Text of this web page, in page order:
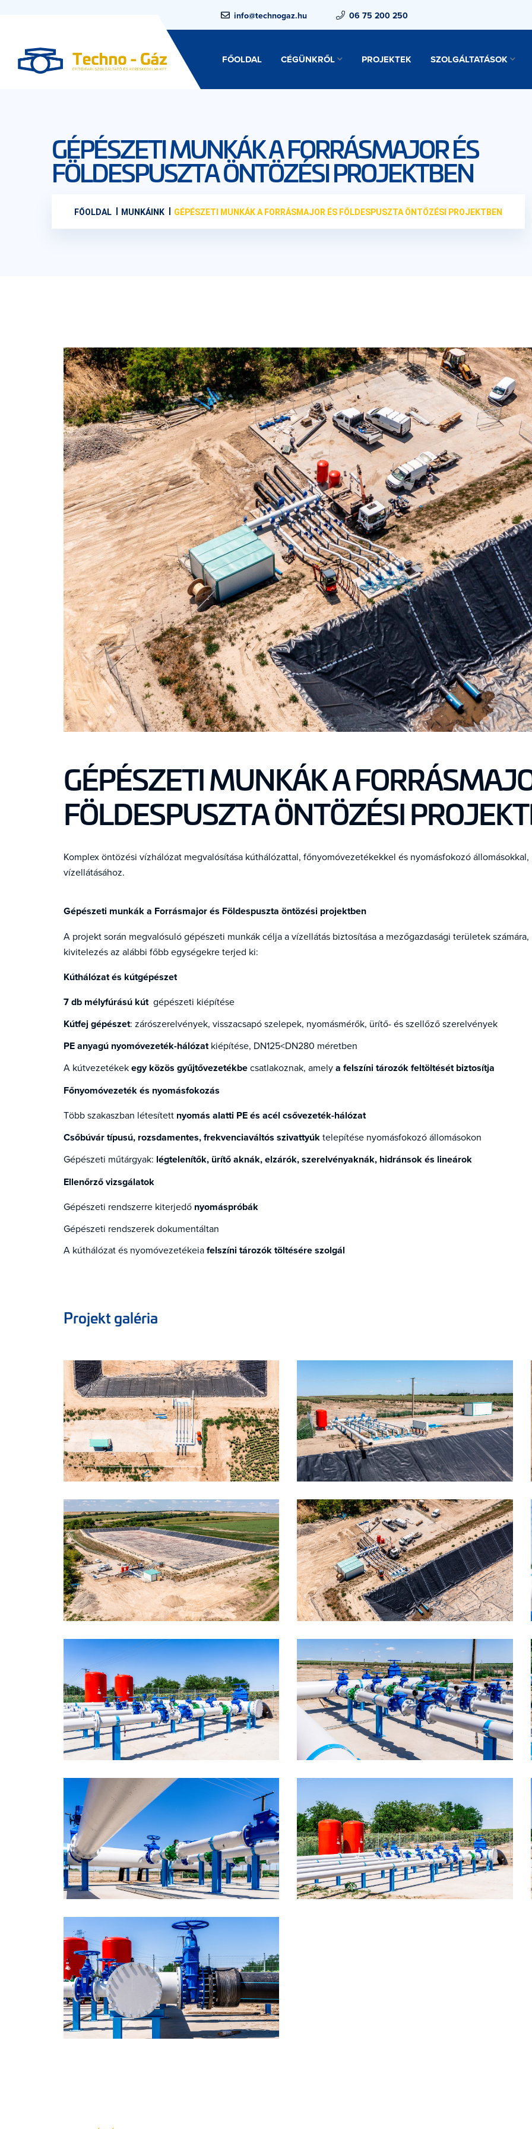
info@technogaz.hu 06 75 200 250
FŐOLDAL CÉGÜNKRŐL PROJEKTEK SZOLGÁLTATÁSOK
GÉPÉSZETI MUNKÁK A FORRÁSMAJOR ÉS
FÖLDESPUSZTA ÖNTÖZÉSI PROJEKTBEN
FŐOLDAL MUNKÁINK GÉPÉSZETI MUNKÁK A FORRÁSMAJOR ÉS FÖLDESPUSZTA ÖNTÖZÉSI PROJEKTBEN
GÉPÉSZETI MUNKÁK A
FÖLDESPUSZTA ÖNTÖZÉSI
Komplex öntözési vízhálózat megvalósítása kúthálózattal, főnyomóvezetékekkel és nyomásfokozó
vízellátásához.
Gépészeti munkák a Forrásmajor és Földespuszta öntözési projektben
A projekt során megvalósuló gépészeti munkák célja a vízellátás biztosítása a mezőgazdasági területek
kivitelezés az alábbi főbb egységekre terjed ki:
Kúthálózat és kútgépészet
7 db mélyfúrású kútgépészeti kiépítése
Kútfej gépészet: zárószerelvények, visszacsapó szelepek, nyomásmérők, ürítő- és szellőző szerelvények
PE anyagú nyomóvezeték-hálózatkiépítése, DN125<DN280 méretben
A kútvezetékekegy közös gyűjtővezetékbecsatlakoznak, amelya felszíni tározók feltöltését biztosítja
Főnyomóvezeték és nyomásfokozás
Több szakaszban létesített nyomás alatti PE és acél csővezeték-hálózat
Csőbúvár típusú, rozsdamentes, frekvenciaváltós szivattyúktelepítése nyomásfokozó állomásokon
Gépészeti műtárgyak: légtelenítők, ürítő aknák, elzárók, szerelvényaknák, hidránsok és lineárok
Ellenőrző vizsgálatok
Gépészeti rendszerre kiterjedő nyomáspróbák
Gépészeti rendszerek dokumentáltan
A kúthálózat és nyomóvezetékeiafelszíni tározók töltésére szolgál
Projekt galéria